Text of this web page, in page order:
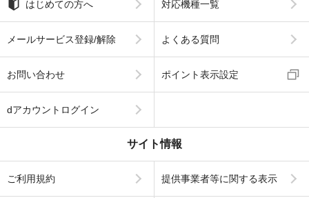
はじめての方へ 対応機種一覧
メールサービス登録/解除 よくある質問
お問い合わせ ポイント表示設定
dアカウントログイン
サイト情報
ご利用規約 提供事業者等に関する表示